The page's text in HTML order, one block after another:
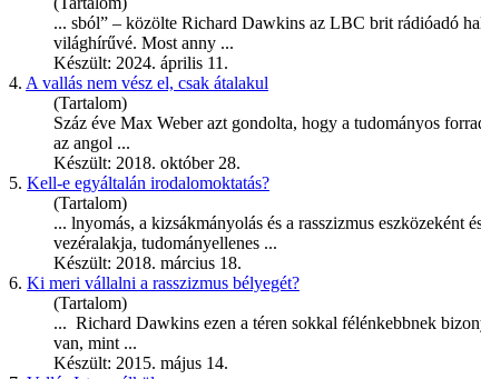
... sból” – közölte Richard Dawkins az LBC brit rádióadó
világhírűvé. Most anny ...
Készült: 2024. április 11.
4. A vallás nem vész el, csak átalakul
(Tartalom)
Száz éve Max Weber azt gondolta, hogy a tudományos
az angol ...
Készült: 2018. október 28.
5. Kell-e egyáltalán irodalomoktatás?
(Tartalom)
... lnyomás, a kizsákmányolás és a rasszizmus
vezéralakja, tudományellenes ...
Készült: 2018. március 18.
6. Ki meri vállalni a rasszizmus bélyegét?
(Tartalom)
... Richard Dawkins ezen a téren sokkal félénkebbnek
van, mint ...
Készült: 2015. május 14.